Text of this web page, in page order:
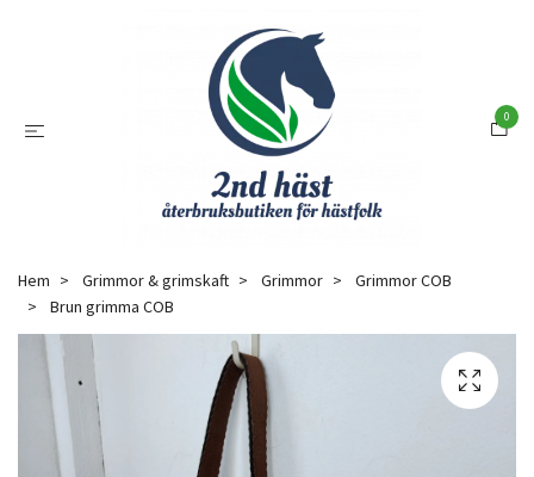
0
Hem Grimmor & grimskaft Grimmor
Grimmor COB
Brun grimma COB